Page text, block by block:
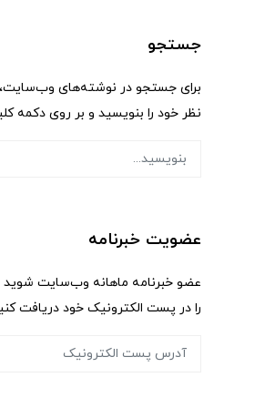
جستجو
برای جستجو در نوشته‌های
نظر خود را بنویسید و بر روی دکمه
عضویت خبرنامه
عضو خبرنامه ماهانه وب‌سایت شوید
را در پست الکترونیک خود دریافت